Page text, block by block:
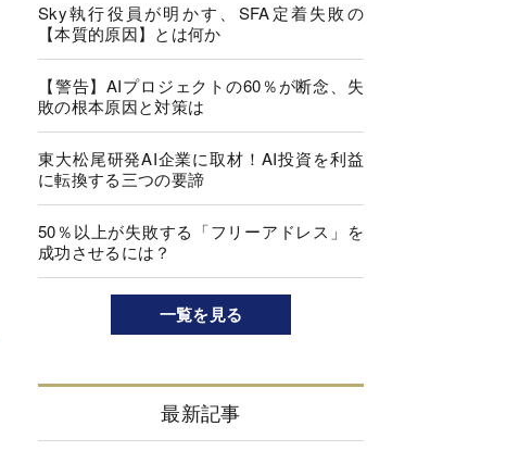
Sky執行役員が明かす、SFA定着失敗の
【本質的原因】とは何か
【警告】AIプロジェクトの60％が断念、失
敗の根本原因と対策は
東大松尾研発AI企業に取材！AI投資を利益
に転換する三つの要諦
50％以上が失敗する「フリーアドレス」を
成功させるには？
一覧を見る
最新記事